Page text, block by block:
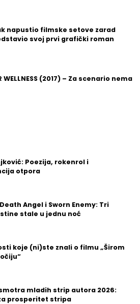
napustio filmske setove zarad
svoj prvi grafički roman
WELLNESS (2017) – Za scenario nema
Poezija, rokenrol i
otpora
Angel i Sworn Enemy: Tri
stale u jednu noć
koje (ni)ste znali o filmu „Širom
mladih strip autora 2026:
prosperitet stripa